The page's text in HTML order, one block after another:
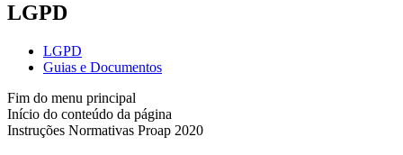
LGPD
LGPD
Guias e Documentos
Fim do menu principal
Início do conteúdo da página
Instruções Normativas Proap 2020